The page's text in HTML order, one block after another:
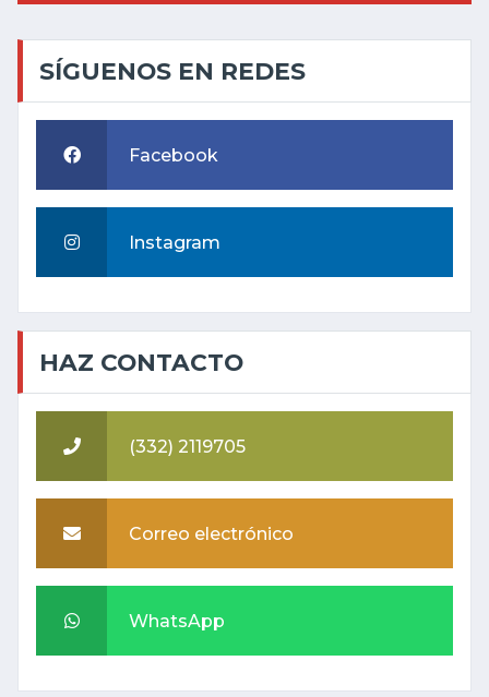
SÍGUENOS EN REDES
Facebook
Instagram
HAZ CONTACTO
(332) 2119705
Correo electrónico
WhatsApp